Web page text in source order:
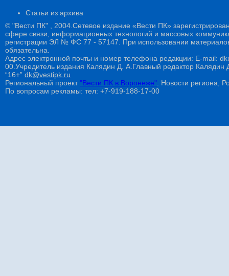
Статьи из архива
© "Вести ПК" , 2004.Сетевое издание «Вести ПК»
сфере связи, информационных технологий и массовых
регистрации ЭЛ № ФС 77 - 57147. При использовании
обязательна.
Адрес электронной почты и номер телефона редакции: E-mail:
00.Учредитель издания Калядин Д. А.Главный редактор
“16+” dk@vestipk.ru
Региональный проект"Вести ПК в Воронеже" . Новости региона,
По вопросам рекламы: тел: +7-919-188-17-00